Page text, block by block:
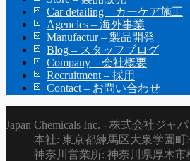
Car detailing – カーケア施工
Agencies – 海外事業
Manufactur – 製品開発
Blog – スタッフブログ
Company – 会社概要
Recruitment – 採用
Contact – お問い合わせ
Japan Chemicals Inc. - 株式会社ジャ
本社: 東京都練馬区大泉学園町
神奈川営業所: 神奈川県厚木市